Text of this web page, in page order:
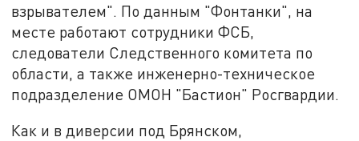
взрывателем". По данным "Фонтанки", на
месте работают сотрудники ФСБ,
следователи Следственного комитета по
области, а также инженерно-техническое
подразделение ОМОН "Бастион" Росгвардии.
Как и в диверсии под Брянском,